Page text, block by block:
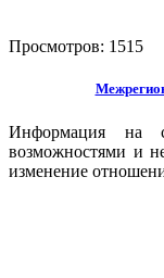
Просмотров: 1515
Информация на
возможностями и
изменение